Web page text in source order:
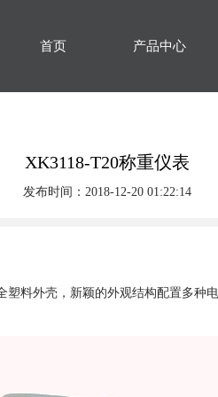
首页 产品中心
XK3118-T20称重仪表
发布时间：2018-12-20 01:22:14
料外壳，新颖的外观结构配置多种